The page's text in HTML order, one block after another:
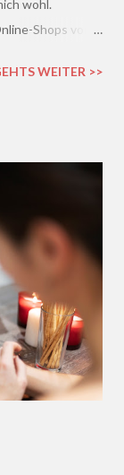
wohl.
Shops von
wohl :)
WEITER >>